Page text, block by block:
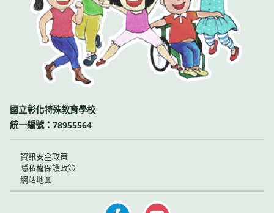
國立彰化特殊教育學校
統一編號：78955564
資訊安全政策
隱私權保護政策
網站地圖